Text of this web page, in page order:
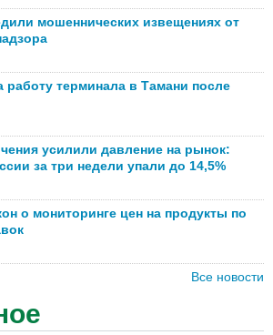
мошеннических извещениях от
работу терминала в Тамани после
усилили давление на рынок:
за три недели упали до 14,5%
о мониторинге цен на продукты по
Все новости